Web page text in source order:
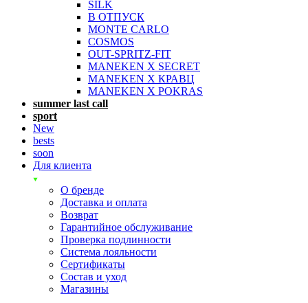
SILK
В ОТПУСК
MONTE CARLO
COSMOS
OUT-SPRITZ-FIT
MANEKEN X SECRET
MANEKEN X КРАВЦ
MANEKEN X POKRAS
summer last call
sport
New
bests
soon
Для клиента
О бренде
Доставка и оплата
Возврат
Гарантийное обслуживание
Проверка подлинности
Система лояльности
Сертификаты
Состав и уход
Магазины